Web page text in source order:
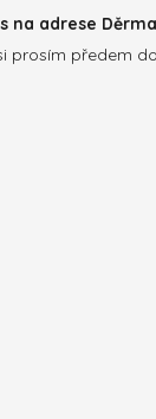
na adrese
prosím předem